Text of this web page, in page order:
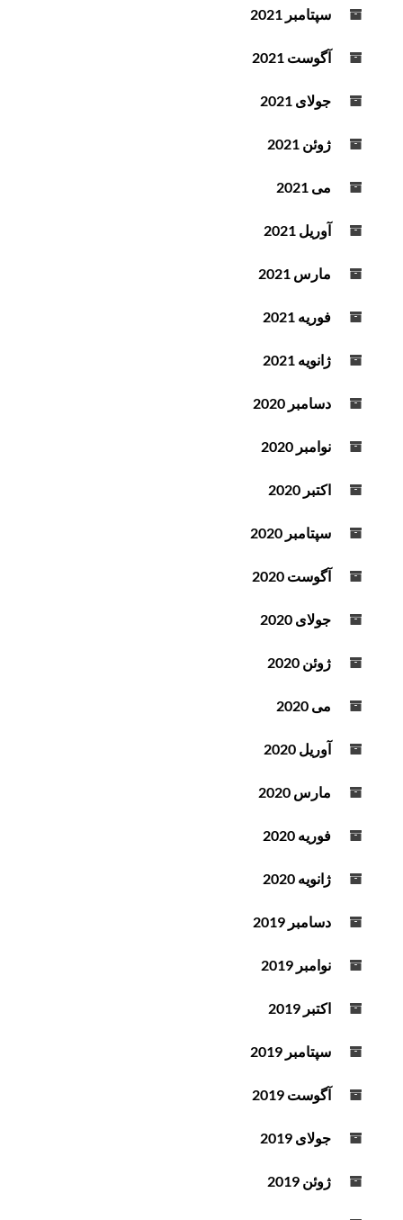
سپتامبر 2021
آگوست 2021
جولای 2021
ژوئن 2021
می 2021
آوریل 2021
مارس 2021
فوریه 2021
ژانویه 2021
دسامبر 2020
نوامبر 2020
اکتبر 2020
سپتامبر 2020
آگوست 2020
جولای 2020
ژوئن 2020
می 2020
آوریل 2020
مارس 2020
فوریه 2020
ژانویه 2020
دسامبر 2019
نوامبر 2019
اکتبر 2019
سپتامبر 2019
آگوست 2019
جولای 2019
ژوئن 2019